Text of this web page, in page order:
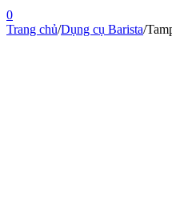
0
Trang chủ/Dụng cụ Barista/